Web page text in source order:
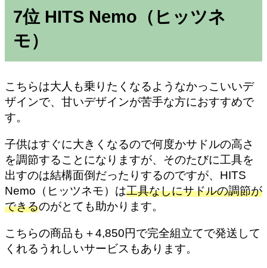
7位 HITS Nemo（ヒッツネ
モ）
こちらは大人も乗りたくなるようなかっこいいデ
ザインで、甘いデザインが苦手な方におすすめで
す。
子供はすぐに大きくなるので何度かサドルの高さ
を調節することになりますが、そのたびに工具を
出すのは結構面倒だったりするのですが、HITS
Nemo（ヒッツネモ）は工具なしにサドルの調節が
できるのがとても助かります。
こちらの商品も＋4,850円で完全組立てで発送して
くれるうれしいサービスもあります。